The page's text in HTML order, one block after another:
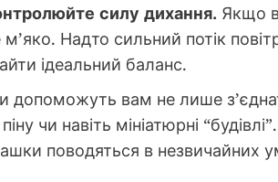
силу дихання. Якщо
м’яко. Надто сильний потік
ідеальний баланс.
допоможуть вам не лише
чи навіть мініатюрні
поводяться в незвичайних